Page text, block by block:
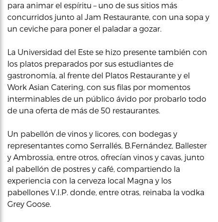
para animar el espíritu – uno de sus sitios más
concurridos junto al Jam Restaurante, con una sopa y
un ceviche para poner el paladar a gozar.
La Universidad del Este se hizo presente también con
los platos preparados por sus estudiantes de
gastronomía, al frente del Platos Restaurante y el
Work Asian Catering, con sus filas por momentos
interminables de un público ávido por probarlo todo
de una oferta de más de 50 restaurantes.
Un pabellón de vinos y licores, con bodegas y
representantes como Serrallés, B.Fernández, Ballester
y Ambrossia, entre otros, ofrecían vinos y cavas, junto
al pabellón de postres y café, compartiendo la
experiencia con la cerveza local Magna y los
pabellones V.I.P. donde, entre otras, reinaba la vodka
Grey Goose.